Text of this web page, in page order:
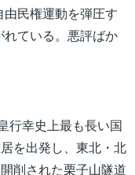
民権運動を弾圧す
れている。悪評ばか
行幸史上最も長い国
を出発し、東北・北
削された栗子山隧道